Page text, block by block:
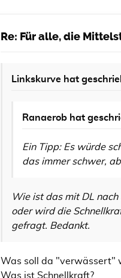
Re: Für alle, die
Linkskurve hat
Ranaerob hat
Ein Tipp: Es würde
das immer schwer,
Wie ist das mit DL
oder wird die
gefragt. Bedankt.
Was soll da "verwässert"
Was ist Schnellkraft?